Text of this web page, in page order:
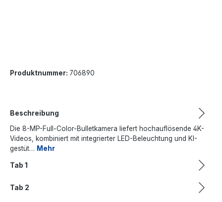
Produktnummer: 706890
Beschreibung
Die 8-MP-Full-Color-Bulletkamera liefert hochauflösende 4K-
Videos, kombiniert mit integrierter LED-Beleuchtung und KI-
gestüt… Mehr
Tab 1
Tab 2